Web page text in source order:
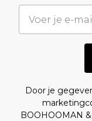
Door je
BOOHOOMAN